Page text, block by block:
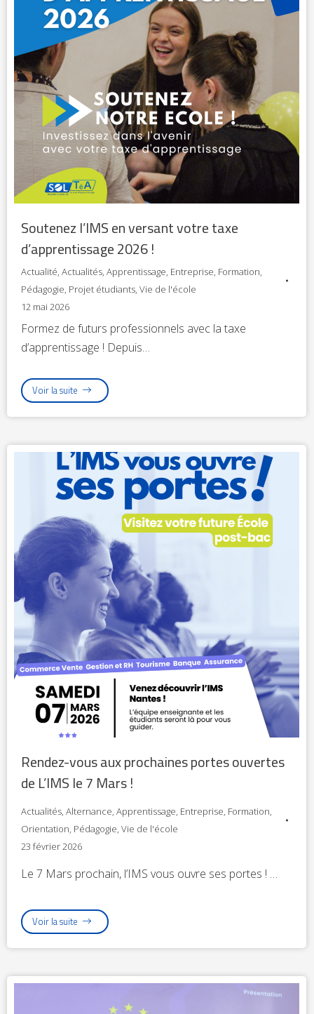
Soutenez l’IMS en versant votre taxe
d’apprentissage 2026 !
Actualité, Actualités, Apprentissage, Entreprise, Formation,
Pédagogie, Projet étudiants, Vie de l'école
12 mai 2026
Formez de futurs professionnels avec la taxe
d’apprentissage ! Depuis…
Voir la suite
Rendez-vous aux prochaines portes ouvertes
de L’IMS le 7 Mars !
Actualités, Alternance, Apprentissage, Entreprise, Formation,
Orientation, Pédagogie, Vie de l'école
23 février 2026
Le 7 Mars prochain, l’IMS vous ouvre ses portes ! …
Voir la suite